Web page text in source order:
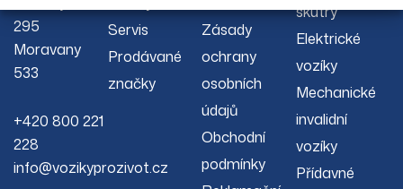
295
Moravany
533
+420 800 221
228
info@vozikyprozivot.cz
Servis
Prodávané
značky
Zásady
ochrany
osobních
údajů
Obchodní
podmínky
skútry
Elektrické
vozíky
Mechanické
invalidní
vozíky
Přídavné